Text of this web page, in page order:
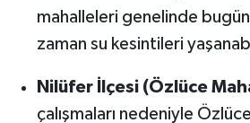
mahalleleri genelinde
zaman su kesintileri
Nilüfer İlçesi (Özlüce
çalışmaları nedeniyle